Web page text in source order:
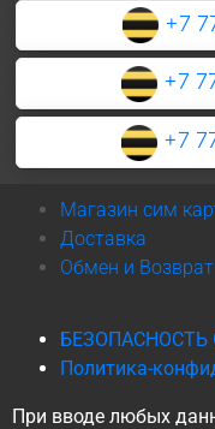
+7
+7
+7
Магазин сим
Доставка
Обмен и Возврат
Политика-
При вводе любых